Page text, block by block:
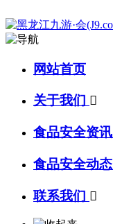
网站首页
关于我们 
食品安全资讯
食品安全动态
联系我们 